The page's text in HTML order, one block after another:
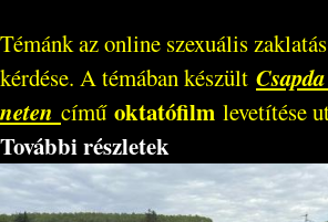
Témánk az online szexuális
kérdése. A témában készült
neten című oktatófilm levetítése
További részletek